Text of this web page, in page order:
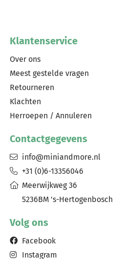
Klantenservice
Over ons
Meest gestelde vragen
Retourneren
Klachten
Herroepen / Annuleren
Contactgegevens
info@miniandmore.nl
+31 (0)6-13356046
Meerwijkweg 36
5236BM 's-Hertogenbosch
Volg ons
Facebook
Instagram